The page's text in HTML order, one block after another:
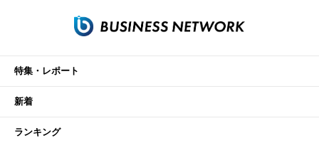
特集・レポート
新着
ランキング